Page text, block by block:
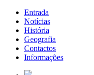
Entrada
Notícias
História
Geografia
Contactos
Informações